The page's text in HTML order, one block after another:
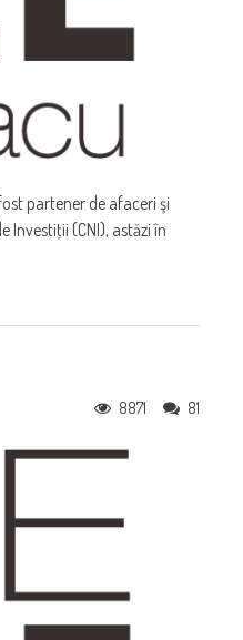
partener de afaceri şi
Investiţii (CNI), astăzi în
81
8871